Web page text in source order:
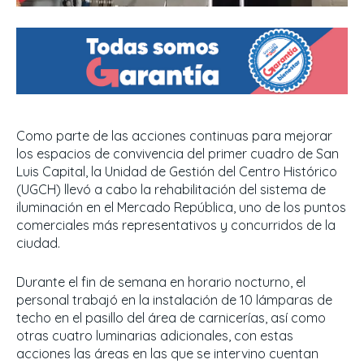
Como parte de las acciones continuas para mejorar
los espacios de convivencia del primer cuadro de San
Luis Capital, la Unidad de Gestión del Centro Histórico
(UGCH) llevó a cabo la rehabilitación del sistema de
iluminación en el Mercado República, uno de los puntos
comerciales más representativos y concurridos de la
ciudad.
Durante el fin de semana en horario nocturno, el
personal trabajó en la instalación de 10 lámparas de
techo en el pasillo del área de carnicerías, así como
otras cuatro luminarias adicionales, con estas
acciones las áreas en las que se intervino cuentan